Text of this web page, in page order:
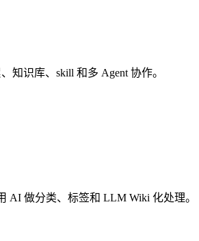
知识库、skill 和多 Agent 协作。
AI 做分类、标签和 LLM Wiki 化处理。